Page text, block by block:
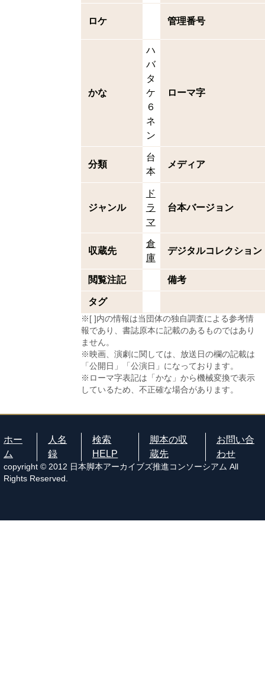
ロケ 管理番号
かな
ハ
バ
タ
ケ
６
ネ
ン
ローマ字
分類
台
本
メディア
ジャンル
ド
ラ
マ
台本バージョン
収蔵先
倉
庫
デジタルコレクション
閲覧注記 備考
タグ
※[ ]内の情報は当団体の独自調査による参考情
報であり、書誌原本に記載のあるものではあり
ません。
※映画、演劇に関しては、放送日の欄の記載は
「公開日」「公演日」になっております。
※ローマ字表記は「かな」から機械変換で表示
しているため、不正確な場合があります。
ホー
ム
人名
録
検索
HELP
脚本の収
蔵先
お問い合
わせ
copyright © 2012 日本脚本アーカイブズ推進コンソーシアム All
Rights Reserved.